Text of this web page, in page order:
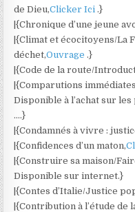
de Dieu,Clicker Ici.}
|{Chronique d’une jeune
|{Climat et écocitoyens/La
déchet,Ouvrage.}
|{Code de la route/
|{Comparutions
Disponible à l’achat sur
….}
|{Condamnés à vivre :
|{Confidences d’un maton,
|{Construire sa maison/
Disponible sur internet.}
|{Contes d’Italie/Justice
|{Contribution à l’étude de